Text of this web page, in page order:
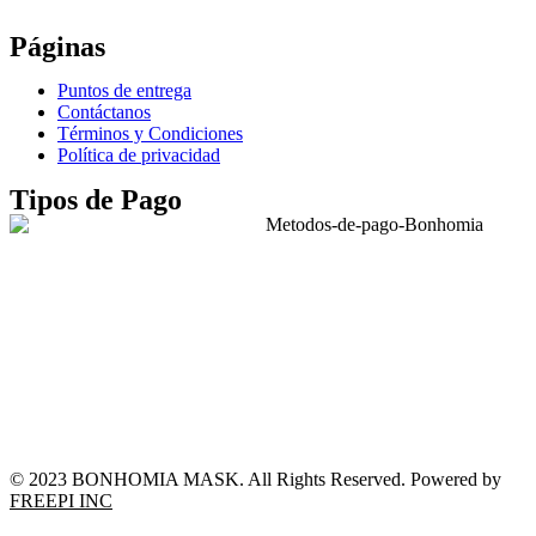
Páginas
Puntos de entrega
Contáctanos
Términos y Condiciones
Política de privacidad
Tipos de Pago
© 2023 BONHOMIA MASK. All Rights Reserved. Powered by
FREEPI INC